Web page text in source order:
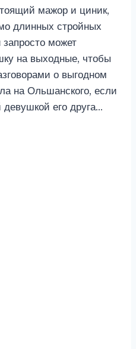
мажор и циник,
длинных стройных
может
на выходные, чтобы
о выгодном
на Ольшанского, если
его друга…